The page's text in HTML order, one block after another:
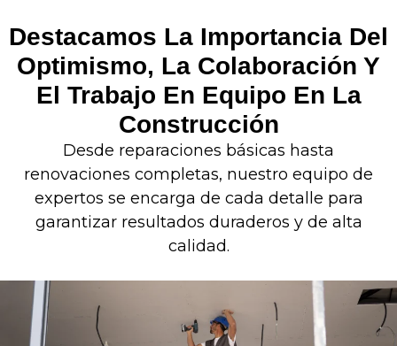
Destacamos La Importancia Del
Optimismo, La Colaboración Y
El Trabajo En Equipo En La
Construcción
Desde reparaciones básicas hasta
renovaciones completas, nuestro equipo de
expertos se encarga de cada detalle para
garantizar resultados duraderos y de alta
calidad.